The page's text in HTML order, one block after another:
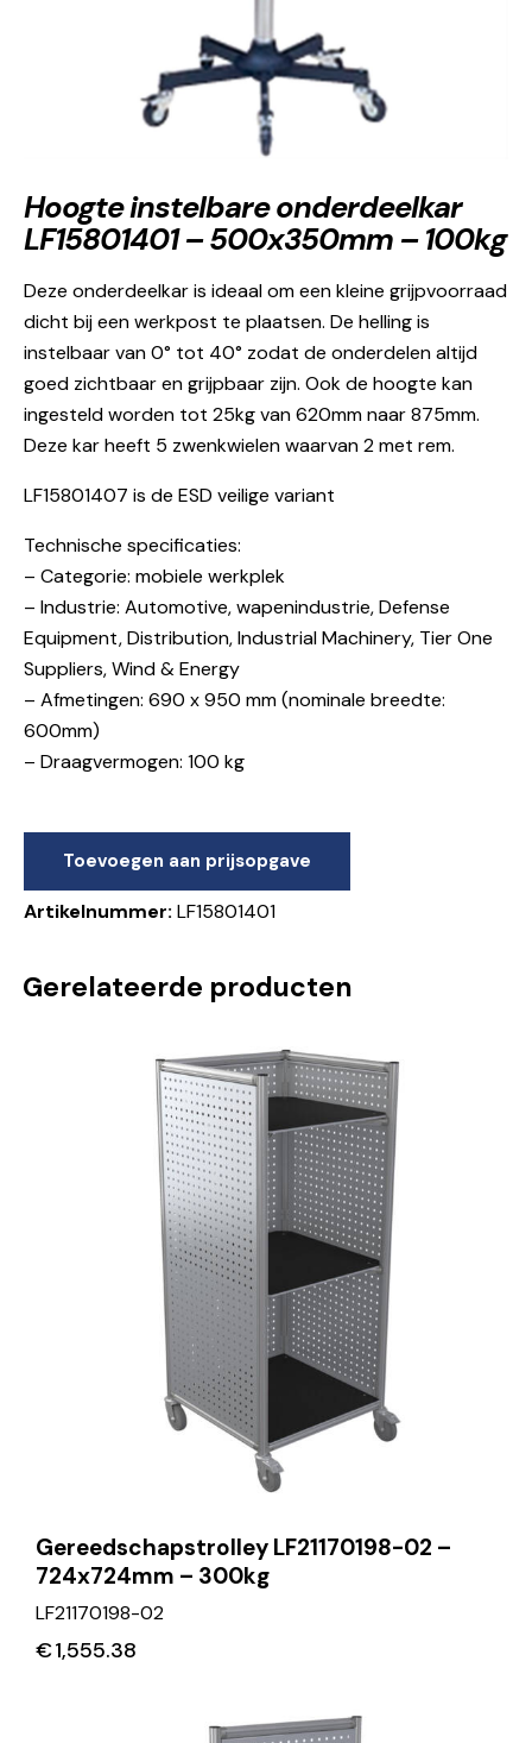
Hoogte instelbare onderdeelkar
LF15801401 – 500x350mm – 100kg
Deze onderdeelkar is ideaal om een kleine grijpvoorraad
dicht bij een werkpost te plaatsen. De helling is
instelbaar van 0° tot 40° zodat de onderdelen altijd
goed zichtbaar en grijpbaar zijn. Ook de hoogte kan
ingesteld worden tot 25kg van 620mm naar 875mm.
Deze kar heeft 5 zwenkwielen waarvan 2 met rem.
LF15801407 is de ESD veilige variant
Technische specificaties:
– Categorie: mobiele werkplek
– Industrie: Automotive, wapenindustrie, Defense
Equipment, Distribution, Industrial Machinery, Tier One
Suppliers, Wind & Energy
– Afmetingen: 690 x 950 mm (nominale breedte:
600mm)
– Draagvermogen: 100 kg
Toevoegen aan prijsopgave
Artikelnummer: LF15801401
Gerelateerde producten
Gereedschapstrolley LF21170198-02 –
724x724mm – 300kg
LF21170198-02
€1,555.38